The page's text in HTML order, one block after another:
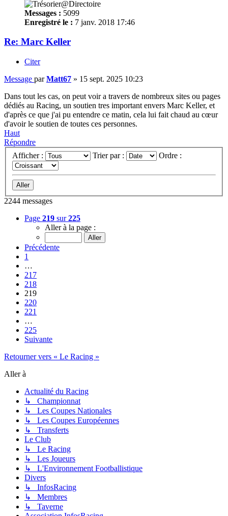
Messages : 5099
Enregistré le : 7 janv. 2018 17:46
Re: Marc Keller
Citer
Message parMatt67 » 15 sept. 2025 10:23
Dans tout les cas, on peut voir a travers de nombreux sites ou pages
dédiés au Racing, un soutien tres important envers Marc Keller, et
d'après ce que j'ai pu entendre ce matin, cela lui fait chaud au cœur
d'avoir le soutien de toutes ces personnes.
Haut
Répondre
Afficher :
Trier par : Ordre :
2244 messages
Page 219 sur225
Aller à la page :
Précédente
1
…
217
218
219
220
221
…
225
Suivante
Retourner vers « Le Racing »
Aller à
Actualité du Racing
↳ Championnat
↳ Les Coupes Nationales
↳ Les Coupes Européennes
↳ Transferts
Le Club
↳ Le Racing
↳ Les Joueurs
↳ L'Environnement Footballistique
Divers
↳ InfosRacing
↳ Membres
↳ Taverne